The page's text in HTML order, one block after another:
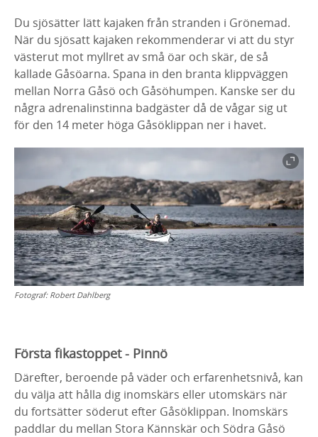
Du sjösätter lätt kajaken från stranden i Grönemad.
När du sjösatt kajaken rekommenderar vi att du styr
västerut mot myllret av små öar och skär, de så
kallade Gåsöarna. Spana in den branta klippväggen
mellan Norra Gåsö och Gåsöhumpen. Kanske ser du
några adrenalinstinna badgäster då de vågar sig ut
för den 14 meter höga Gåsöklippan ner i havet.
Fotograf: Robert Dahlberg
Första fikastoppet - Pinnö
Därefter, beroende på väder och erfarenhetsnivå, kan
du välja att hålla dig inomskärs eller utomskärs när
du fortsätter söderut efter Gåsöklippan. Inomskärs
paddlar du mellan Stora Kännskär och Södra Gåsö